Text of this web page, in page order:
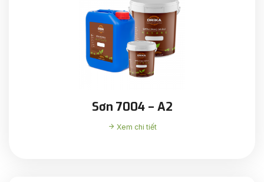
Sơn 7004 – A2
Xem chi tiết